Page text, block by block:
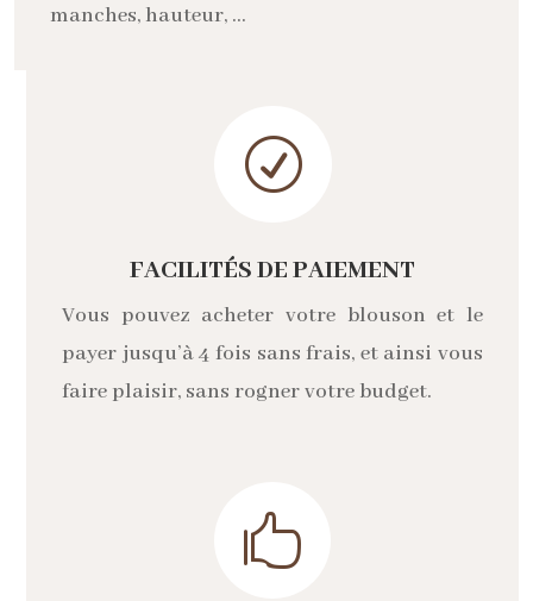
manches, hauteur, …
R
FACILITÉS DE PAIEMENT
Vous pouvez acheter votre blouson et le
payer jusqu’à 4 fois sans frais, et ainsi vous
faire plaisir, sans rogner votre budget.
